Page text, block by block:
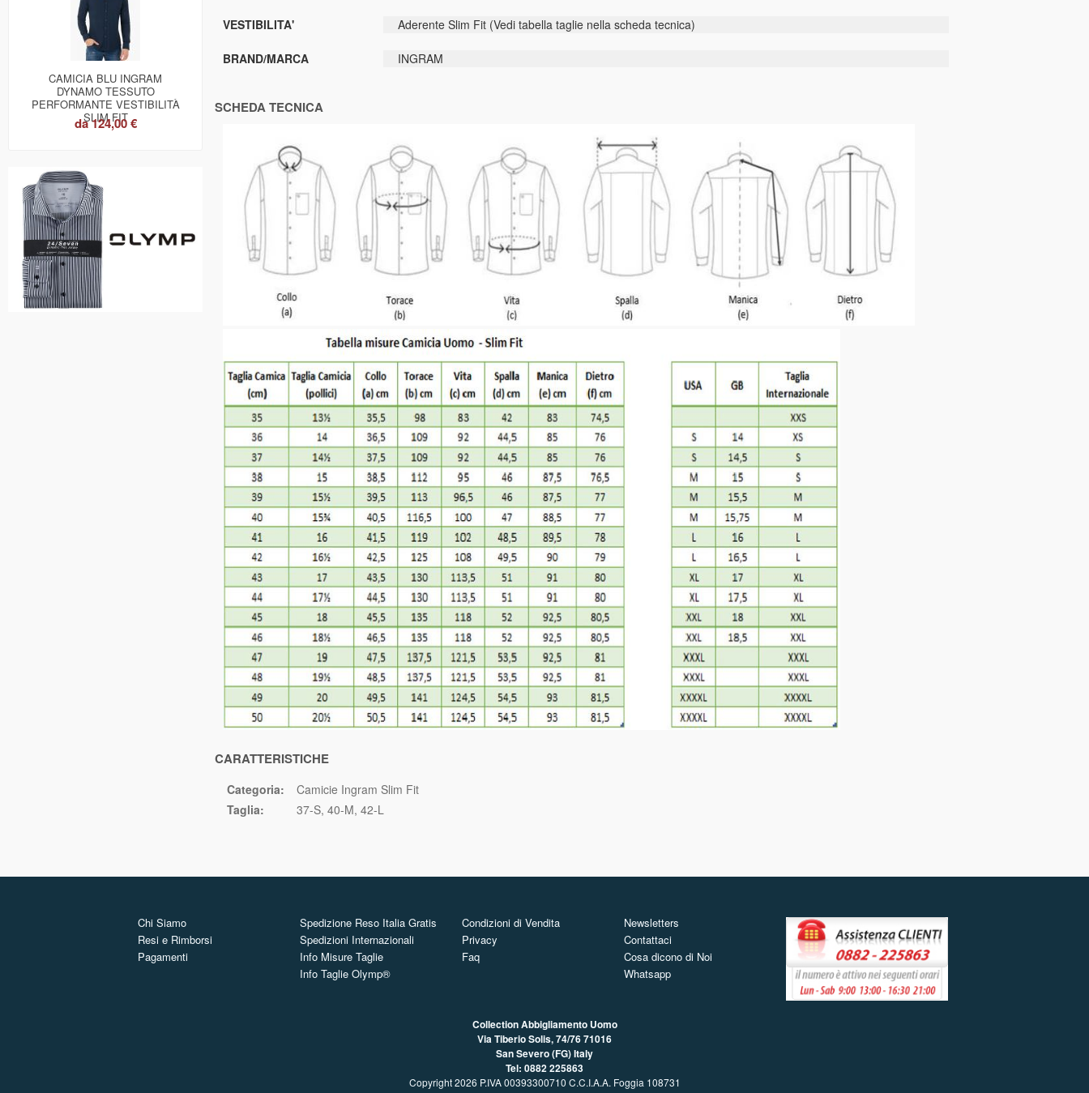
CAMICIA BLU INGRAM
DYNAMO TESSUTO
PERFORMANTE VESTIBILITÀ
SLIM FIT
da124,00 €
VESTIBILITA' Aderente Slim Fit (Vedi tabella taglie nella scheda tecnica)
BRAND/MARCA INGRAM
SCHEDA TECNICA
CARATTERISTICHE
Categoria:
Camicie Ingram Slim Fit
Taglia:
37-S 40-M 42-L
Chi Siamo
Resi e Rimborsi
Pagamenti
Spedizione Reso Italia Gratis
Spedizioni Internazionali
Info Misure Taglie
Info Taglie Olymp®
Condizioni di Vendita
Privacy
Faq
Newsletters
Contattaci
Cosa dicono di Noi
Whatsapp
Collection Abbigliamento Uomo
Via Tiberio Solis, 74/7671016
San Severo (FG) Italy
Tel: 0882 225863
Copyright 2026 P.IVA 00393300710 C.C.I.A.A. Foggia 108731